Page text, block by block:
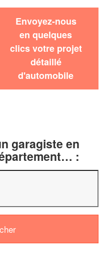
Envoyez-nous
en quelques
clics votre projet
détaillé
d'automobile
garagiste en
:
✕